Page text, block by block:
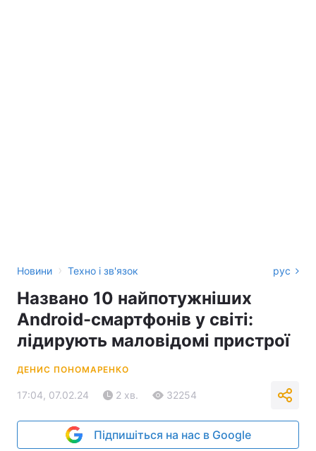
Новини › Техно і зв'язок рус
Названо 10 найпотужніших
Android-смартфонів у світі:
лідирують маловідомі пристрої
ДЕНИС ПОНОМАРЕНКО
17:04, 07.02.24 2 хв. 32254
Підпишіться на нас в Google